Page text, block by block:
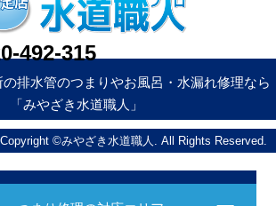
492-315
排水管のつまりやお風呂・水漏れ修理なら
「みやざき水道職人」
Copyright ©みやざき水道職人. All Rights Reserved.